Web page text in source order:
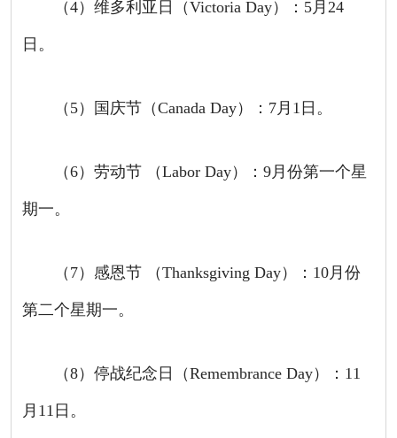
（4）维多利亚日（Victoria Day）： 5月 24
日。
（ 5）国庆节（Canada Day）： 7月 1 日。
（6）劳动节 （Labor Day）： 9月份第一个星
期一。
（ 7）感恩节 （Thanksgiving Day）： 10月份
第二个星期一。
（8）停战纪念日（Remembrance Day）： 11
月 11 日。